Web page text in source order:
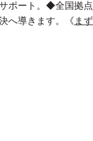
ポート。 ◆全国拠点
へ導きます。《 まず